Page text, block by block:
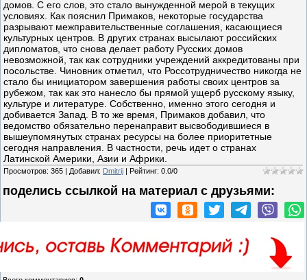
домов. С его слов, это стало вынужденной мерой в текущих
условиях. Как пояснил Примаков, некоторые государства
разрывают межправительственные соглашения, касающиеся
культурных центров. В других странах высылают российских
дипломатов, что снова делает работу Русских домов
невозможной, так как сотрудники учреждений аккредитованы при
посольстве. Чиновник отметил, что Россотрудничество никогда не
стало бы инициатором завершения работы своих центров за
рубежом, так как это нанесло бы прямой ущерб русскому языку,
культуре и литературе. Собственно, именно этого сегодня и
добивается Запад. В то же время, Примаков добавил, что
ведомство обязательно перенаправит высвободившиеся в
вышеупомянутых странах ресурсы на более приоритетные
сегодня направления. В частности, речь идет о странах
Латинской Америки, Азии и Африки.
Просмотров: 365 | Добавил: Dmitrij | Рейтинг: 0.0/0
поделись ссылкой на материал c друзьями: